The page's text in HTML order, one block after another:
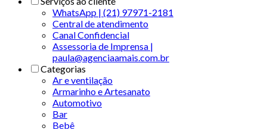
WhatsApp | (21) 97971-2181
Central de atendimento
Canal Confidencial
Assessoria de Imprensa |
paula@agenciaamais.com.br
Categorias
Ar e ventilação
Armarinho e Artesanato
Automotivo
Bar
Bebê